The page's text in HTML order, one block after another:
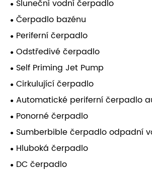
Sluneční vodní čerpadlo
Čerpadlo bazénu
Periferní čerpadlo
Odstředivé čerpadlo
Self Priming Jet Pump
Cirkulující čerpadlo
Automatické periferní čerpadlo
samoobsluhy
Ponorné čerpadlo
Sumberbible čerpadlo odpadní
Hluboká čerpadlo
DC čerpadlo